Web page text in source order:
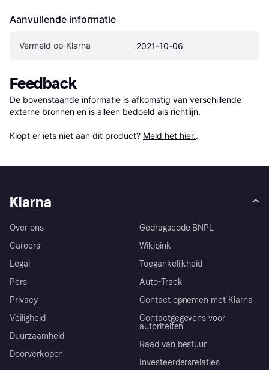
Aanvullende informatie
Vermeld op Klarna 2021-10-06
Feedback
De bovenstaande informatie is afkomstig van verschillende
externe bronnen en is alleen bedoeld als richtlijn.
Klopt er iets niet aan dit product? Meld het hier..
Klarna
Over ons
Careers
Legal
Pers
Privacy
Veiligheid
Duurzaamheid
Doorverkopen
Gedragscode BNPL
Wikipink
Toegankelijkheid
Auto-Track
Contact opnemen met Klarna
Contactgegevens voor
autoriteiten
Raad van bestuur
Investeerdersrelaties